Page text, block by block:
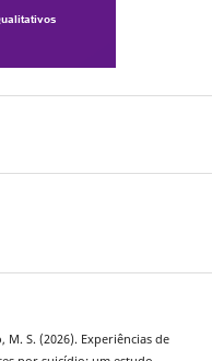
M. S. (2026). Experiências de